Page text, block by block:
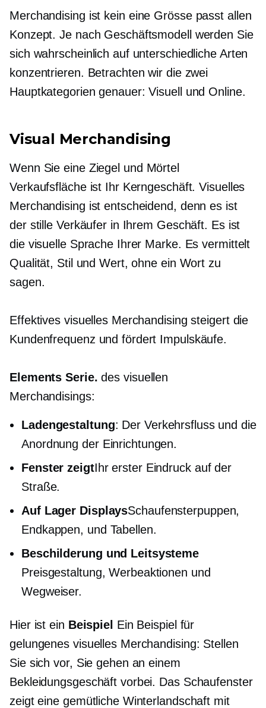
Merchandising ist kein eine Grösse passt allen
Konzept. Je nach Geschäftsmodell werden Sie
sich wahrscheinlich auf unterschiedliche Arten
konzentrieren. Betrachten wir die zwei
Hauptkategorien genauer: Visuell und Online.
Visual Merchandising
Wenn Sie eine Ziegel und Mörtel
Verkaufsfläche ist Ihr Kerngeschäft. Visuelles
Merchandising ist entscheidend, denn es ist
der stille Verkäufer in Ihrem Geschäft. Es ist
die visuelle Sprache Ihrer Marke. Es vermittelt
Qualität, Stil und Wert, ohne ein Wort zu
sagen.
Effektives visuelles Merchandising steigert die
Kundenfrequenz und fördert Impulskäufe.
Elements Serie. des visuellen
Merchandisings:
Ladengestaltung: Der Verkehrsfluss und die
Anordnung der Einrichtungen.
Fenster zeigtIhr erster Eindruck auf der
Straße.
Auf Lager DisplaysSchaufensterpuppen,
Endkappen, und Tabellen.
Beschilderung und Leitsysteme
Preisgestaltung, Werbeaktionen und
Wegweiser.
Hier ist ein Beispiel Ein Beispiel für
gelungenes visuelles Merchandising: Stellen
Sie sich vor, Sie gehen an einem
Bekleidungsgeschäft vorbei. Das Schaufenster
zeigt eine gemütliche Winterlandschaft mit